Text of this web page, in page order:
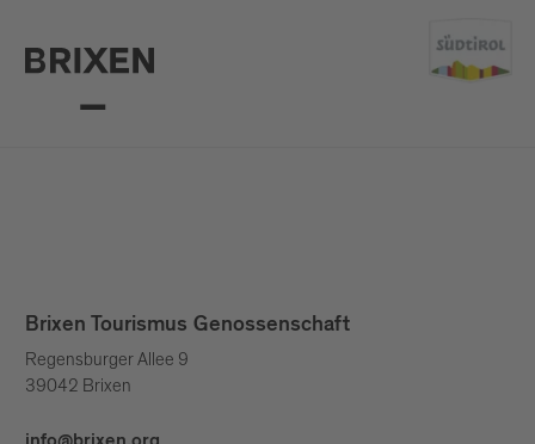
Brixen Tourismus Genossenschaft
Regensburger Allee 9
39042 Brixen